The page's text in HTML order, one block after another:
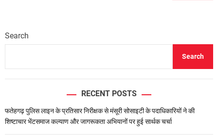
Search
Search
RECENT POSTS
फतेहगढ़ पुलिस लाइन के प्रतिसार निरीक्षक से मंसूरी सोसाइटी के पदाधिकारियों ने की
शिष्टाचार भेंटसमाज कल्याण और जागरूकता अभियानों पर हुई सार्थक चर्चा